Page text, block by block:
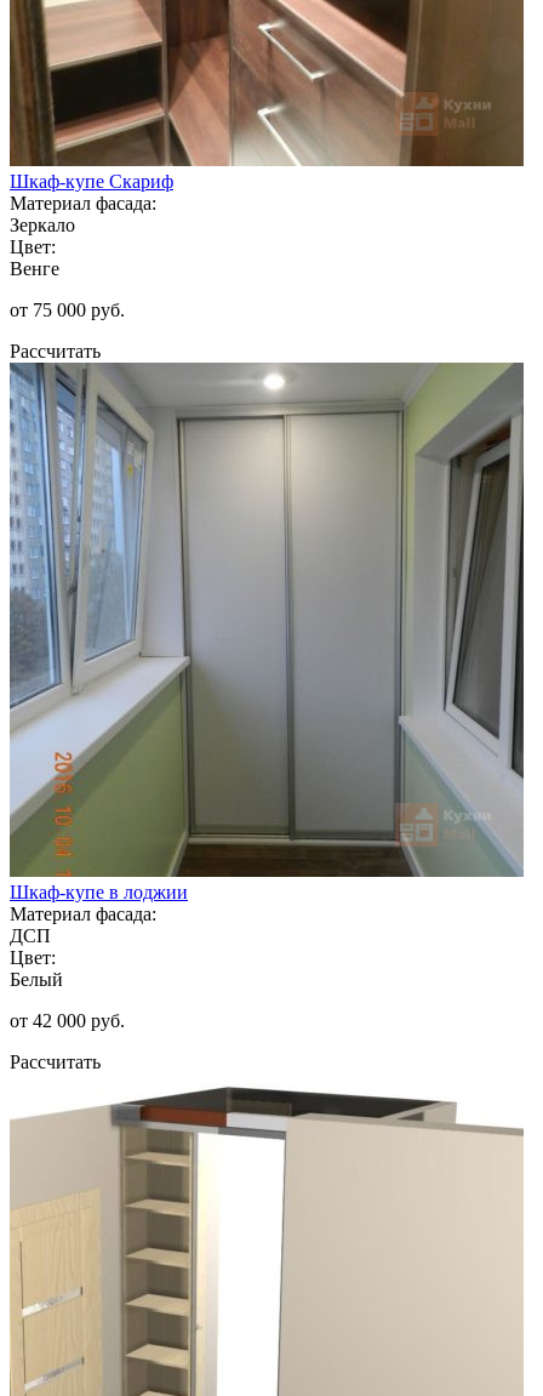
Шкаф-купе Скариф
Материал фасада:
Зеркало
Цвет:
Венге
от 75 000 руб.
Рассчитать
Шкаф-купе в лоджии
Материал фасада:
ДСП
Цвет:
Белый
от 42 000 руб.
Рассчитать